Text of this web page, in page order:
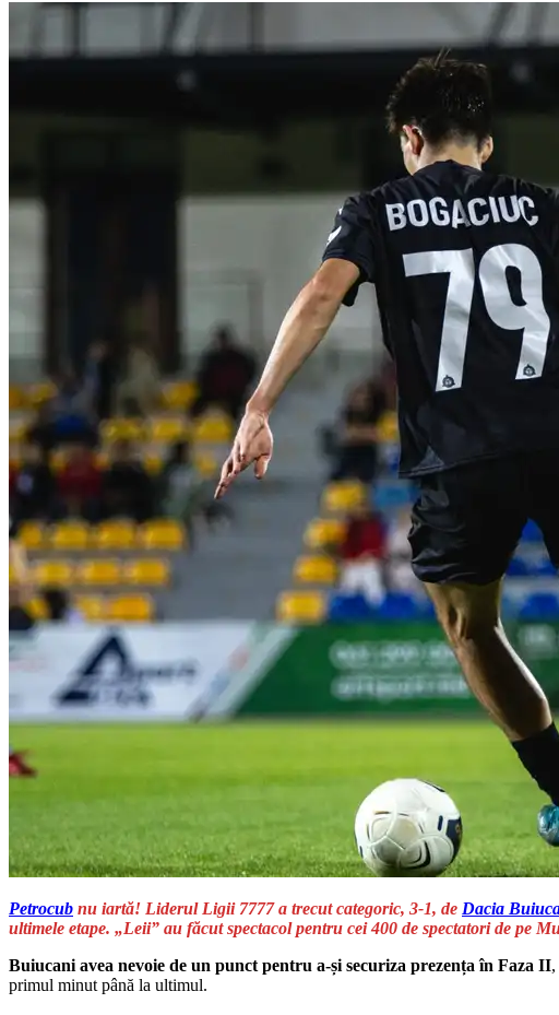
Petrocub nu iartă! Liderul Ligii 7777 a trecut categoric, 3-1, de Dacia
ultimele etape. „Leii” au făcut spectacol pentru cei 400 de spectatori de pe
Buiucani avea nevoie de un punct pentru a-și securiza prezența în Faza II
primul minut până la ultimul.